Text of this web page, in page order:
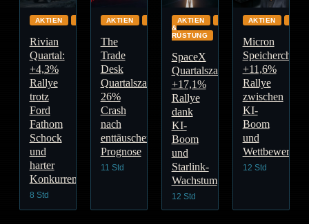
AKTIEN AUTOMOTIVE
Rivian
Quartal:
+4,3%
Rallye
trotz
Ford
Fathom
Schock
und
harter
Konkurrenz
8 Std
AKTIEN GLOBAL
The
Trade
Desk
Quartalszahlen:
26%
Crash
nach
enttäuschender
Prognose
11 Std
AKTIEN
INDUSTRIE
&
RÜSTUNG
SpaceX
Quartalszahlen:
+17,1%
Rallye
dank
KI-
Boom
und
Starlink-
Wachstum
12 Std
AKTIEN
Micron
Speicherchips:
+11,6%
Rallye
zwischen
KI-
Boom
und
Wettbewerb
12 Std